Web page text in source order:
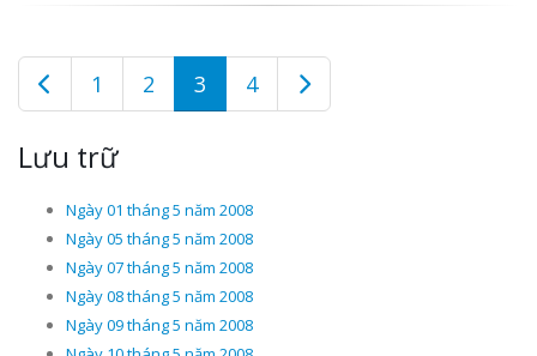
1 2 3 4
Lưu trữ
Ngày 01 tháng 5 năm 2008
Ngày 05 tháng 5 năm 2008
Ngày 07 tháng 5 năm 2008
Ngày 08 tháng 5 năm 2008
Ngày 09 tháng 5 năm 2008